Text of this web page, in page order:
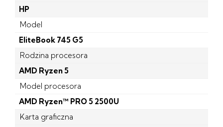
HP
Model
EliteBook 745 G5
Rodzina procesora
AMD Ryzen 5
Model procesora
AMD Ryzen™ PRO 5 2500U
Karta graficzna